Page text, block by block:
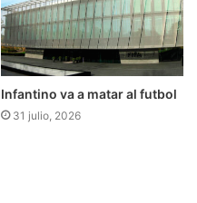
Infantino va a matar al futbol
31 julio, 2026